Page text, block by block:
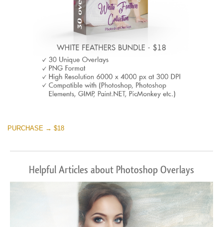
PURCHASE → $18
Helpful Articles about Photoshop Overlays